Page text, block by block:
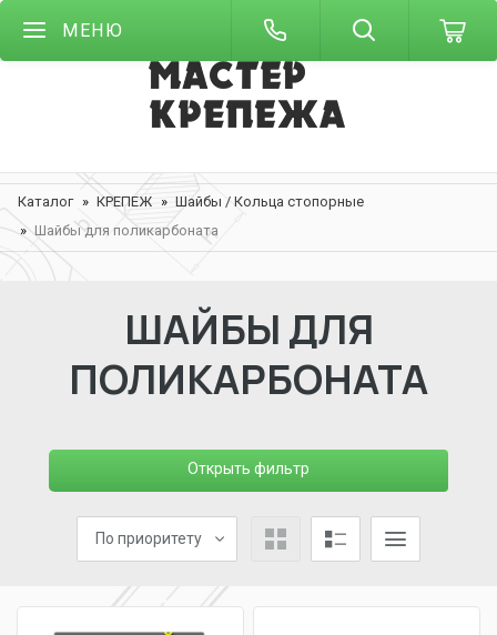
МЕНЮ
Каталог КРЕПЕЖ
Шайбы / Кольца стопорные
Шайбы для поликарбоната
ШАЙБЫ ДЛЯ
ПОЛИКАРБОНАТА
Открыть фильтр
По приоритету